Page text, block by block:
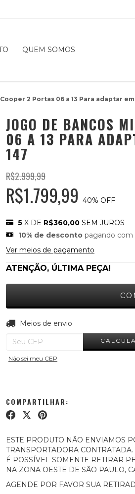
QUEM SOMOS
2 Portas 06 a 13 Para adaptar em
JOGO DE BANCOS
06 A 13 PARA
147
R$2.999,99
R$1.799,99 40% OFF
5 X DE R$360,00 SEM JUROS
10% de desconto pagando com
Ver meios de pagamento
ATENÇÃO, ÚLTIMA PEÇA!
Entregas para o CEP:
Meios de envio
Não sei meu CEP
COMPARTILHAR:
ESTE PRODUTO NÃO ENVIAMOS
TRANSPORTADORA CONTRATADA.
É POSSÍVEL SOMENTE RETIRAR
NA ZONA OESTE DE SÃO PAULO,
AGENDE POR FAVOR SUA